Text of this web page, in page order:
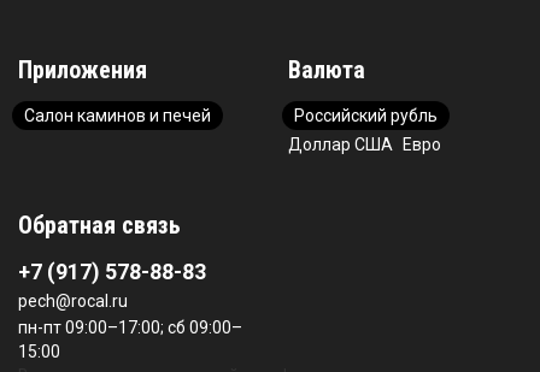
Приложения
Салон каминов и печей
Валюта
Российский рубль
Доллар США
Евро
Обратная связь
+7 (917) 578-88-83
pech@rocal.ru
пн-пт 09:00–17:00; сб 09:00–
15:00